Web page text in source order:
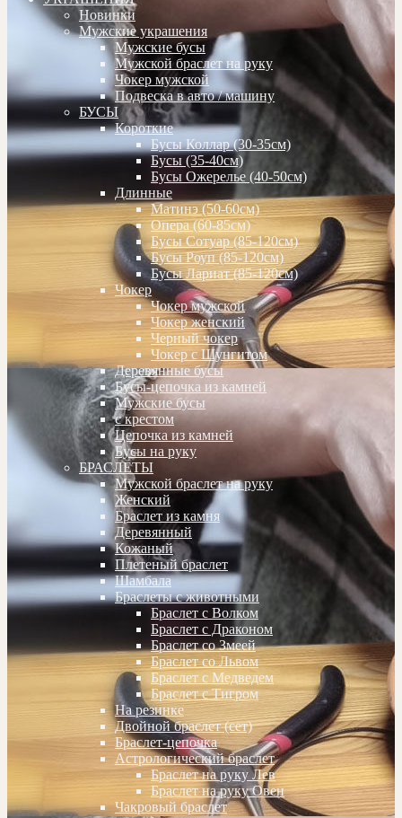
Новинки
Мужские украшения
Мужские бусы
Мужской браслет на руку
Чокер мужской
Подвеска в авто / машину
БУСЫ
Короткие
Бусы Коллар (30-35см)
Бусы (35-40см)
Бусы Ожерелье (40-50см)
Длинные
Матинэ (50-60см)
Опера (60-85см)
Бусы Сотуар (85-120см)
Бусы Роуп (85-120см)
Бусы Лариат (85-120см)
Чокер
Чокер мужской
Чокер женский
Черный чокер
Чокер с Шунгитом
Деревянные бусы
Бусы-цепочка из камней
Мужские бусы
с крестом
Цепочка из камней
Бусы на руку
БРАСЛЕТЫ
Мужской браслет на руку
Женский
Браслет из камня
Деревянный
Кожаный
Плетеный браслет
Шамбала
Браслеты с животными
Браслет с Волком
Браслет с Драконом
Браслет со Змеей
Браслет со Львом
Браслет с Медведем
Браслет с Тигром
На резинке
Двойной браслет (сет)
Браслет-цепочка
Астрологический браслет
Браслет на руку Лев
Браслет на руку Овен
Чакровый браслет